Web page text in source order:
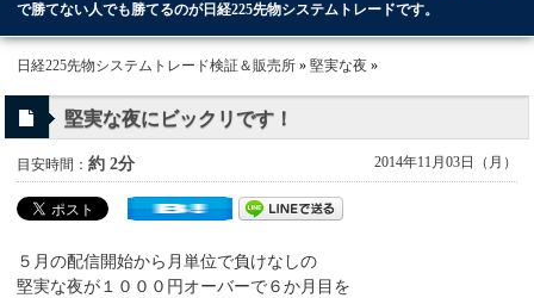
で勝てない人でも勝てるのが日経225先物システムトレードです。
日経225先物システムトレード検証＆販売所 »堅実な夜 »
堅実な夜にビックリです！
目安時間：約 2分 2014年11月03日（月）
５月の配信開始から月単位で負けなしの
堅実な夜が１０００円オーバーで６か月目を